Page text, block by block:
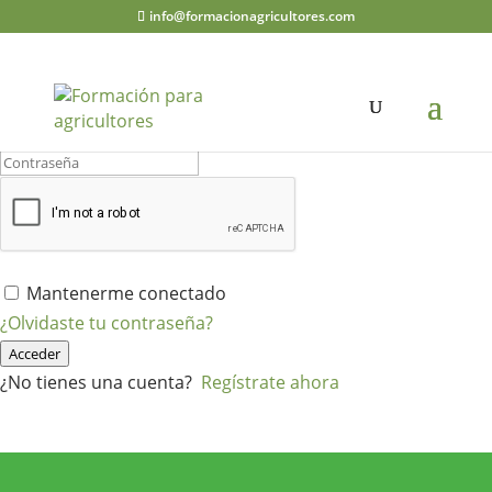
info@formacionagricultores.com
¡Hola, bienvenido de nuevo!
Mantenerme conectado
¿Olvidaste tu contraseña?
Acceder
¿No tienes una cuenta? Regístrate ahora